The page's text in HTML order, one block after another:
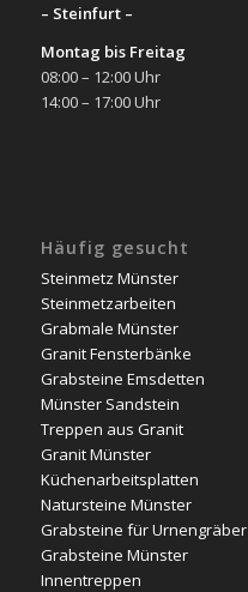
– Steinfurt –
Montag bis Freitag
08:00 – 12:00 Uhr
14:00 – 17:00 Uhr
Häufig gesucht
Steinmetz Münster
Steinmetzarbeiten
Grabmale Münster
Granit Fensterbänke
Grabsteine Emsdetten
Münster Sandstein
Treppen aus Granit
Granit Münster
Küchenarbeitsplatten
Natursteine Münster
Grabsteine für Urnengräber
Grabsteine Münster
Innentreppen